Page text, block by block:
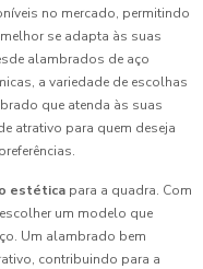
no mercado, permitindo
se adapta às suas
alambrados de aço
a variedade de escolhas
que atenda às suas
atrativo para quem deseja
estética para a quadra. Com
um modelo que
Um alambrado bem
contribuindo para a